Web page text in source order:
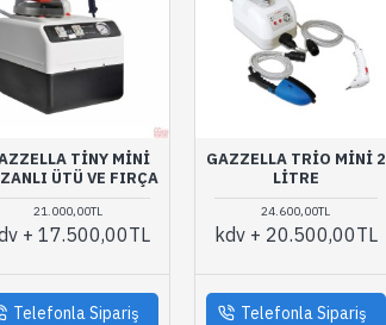
TINY MINI
ÜTÜ VE FIRÇA
21.000,00TL
+ 17.500,00TL
Telefonla Sipariş
GAZZELLA TRIO MINI 2
LITRE
24.600,00TL
kdv + 20.500,00TL
Telefonla Sipariş